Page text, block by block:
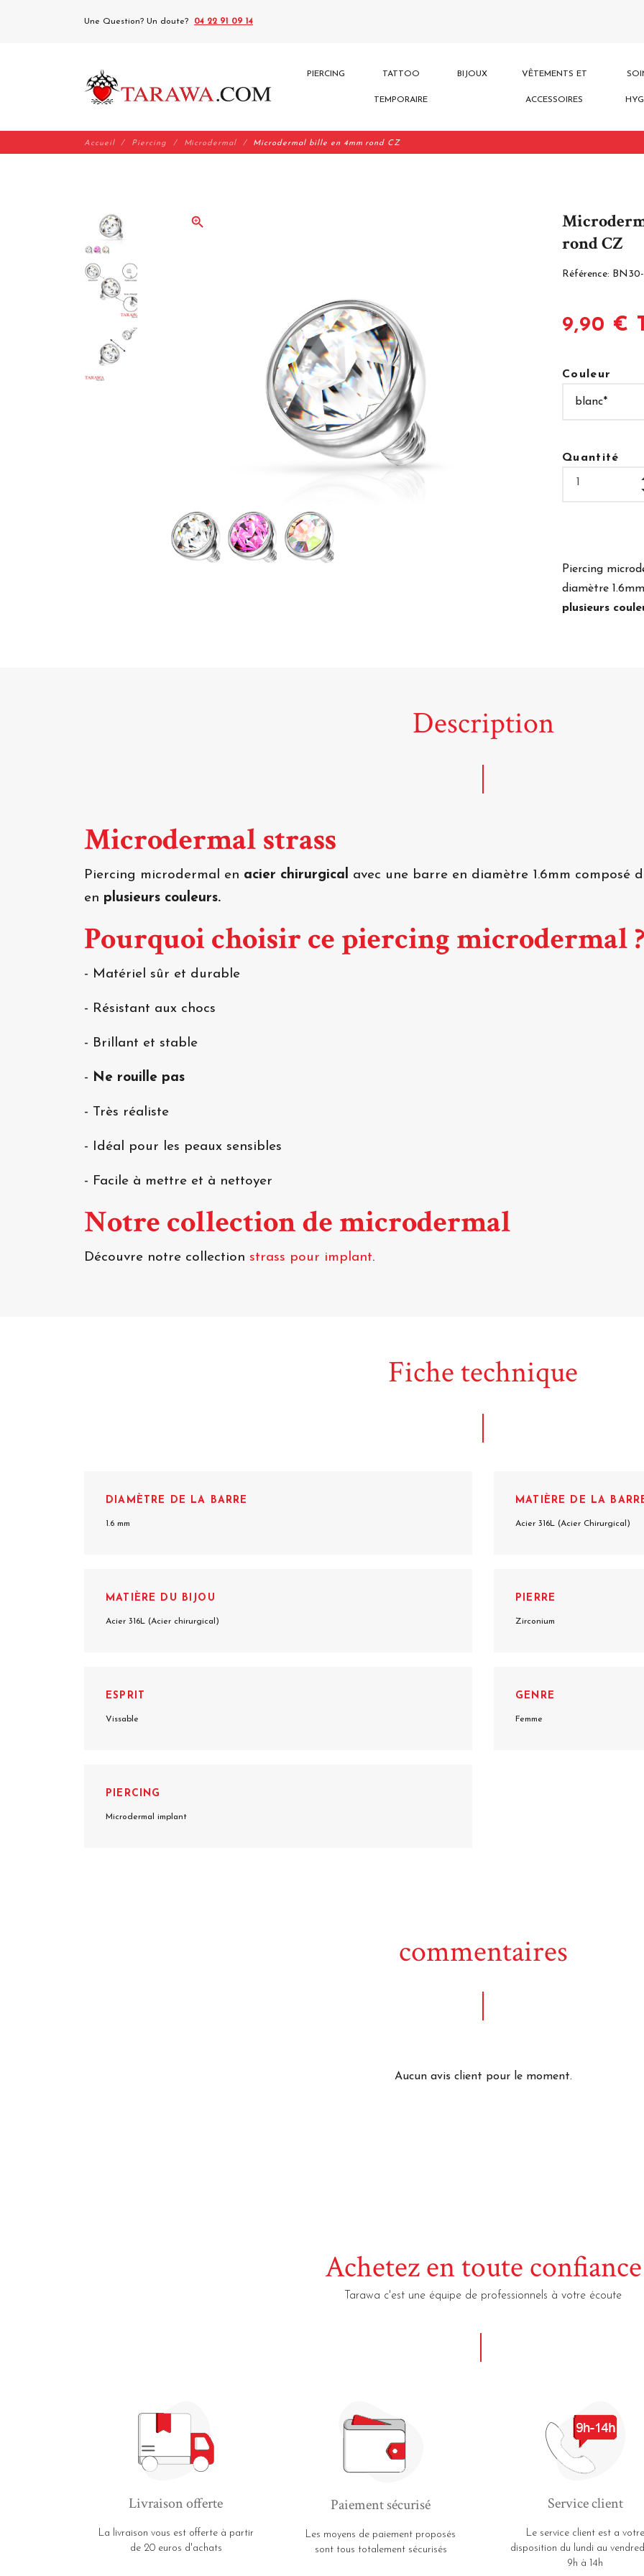
Une Question? Un doute? 04 22 91 09 14
PIERCING TATTOO
TEMPORAIRE
BIJOUX VÊTEMENTS ET
ACCESSOIRES
Accueil Piercing Microdermal Microdermal bille en 4mm rond CZ
zoom_in
rond CZ
Référence:
9,90 €
Couleur
Quantité
Piercing
diamètre
plusieurs
Description
Microdermal strass
Piercing microdermal en acier chirurgical avec une barre en diamètre 1.6mm composé
en plusieurs couleurs.
Pourquoi choisir ce piercing microdermal
- Matériel sûr et durable
- Résistant aux chocs
- Brillant et stable
- Ne rouille pas
- Très réaliste
- Idéal pour les peaux sensibles
- Facile à mettre et à nettoyer
Notre collection de microdermal
Découvre notre collection strass pour implant.
Fiche technique
DIAMÈTRE DE LA BARRE
1.6 mm
MATIÈRE DE LA
Acier 316L (Acier Chirurgical)
MATIÈRE DU BIJOU
Acier 316L (Acier chirurgical)
PIERRE
Zirconium
ESPRIT
Vissable
GENRE
Femme
PIERCING
Microdermal implant
commentaires
Aucun avis client pour le moment.
Achetez en toute confiance
Tarawa c'est une équipe de professionnels à votre écoute
Livraison offerte
La livraison vous est offerte à partir
de 20 euros d'achats
Paiement sécurisé
Les moyens de paiement proposés
sont tous totalement sécurisés
Service client
Le service client est a votre
disposition du lundi au
9h à 14h